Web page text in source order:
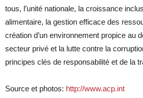
tous, l’unité nationale, la croissance
alimentaire, la gestion efficace des
création d’un environnement propice au
secteur privé et la lutte contre la
principes clés de responsabilité et de la
Source et photos: http://www.acp.int